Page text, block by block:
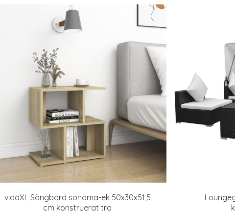
vidaXL Sängbord sonoma-ek 50x30x51,5
cm konstruerat trä